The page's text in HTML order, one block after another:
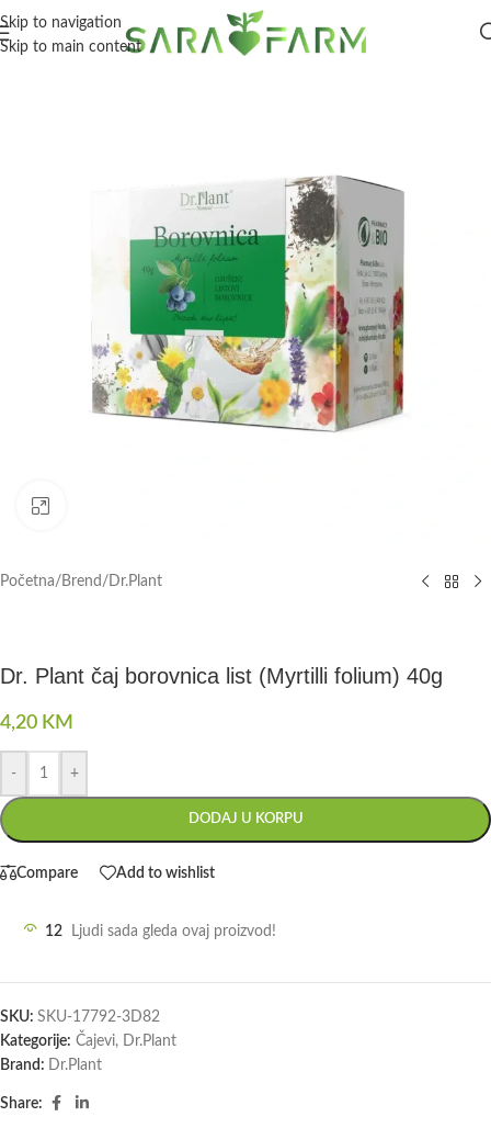
Skip to navigation
Skip to main content
Početna/ Brend / Dr.Plant
Dr. Plant čaj borovnica list (Myrtilli folium) 40g
4,20 KM
- +
DODAJ U KORPU
Compare Add to wishlist
12 Ljudi sada gleda ovaj proizvod!
SKU: SKU-17792-3D82
Kategorije: Čajevi, Dr.Plant
Brand: Dr.Plant
Share: